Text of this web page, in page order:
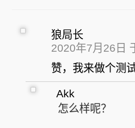
狼局长
2020年7月26日
赞，我来做个测试
Akk
怎么样呢？